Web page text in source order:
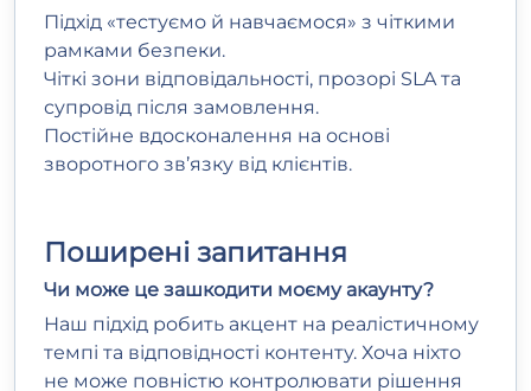
Підхід «тестуємо й навчаємося» з чіткими
рамками безпеки.
Чіткі зони відповідальності, прозорі SLA та
супровід після замовлення.
Постійне вдосконалення на основі
зворотного зв’язку від клієнтів.
Поширені запитання
Чи може це зашкодити моєму акаунту?
Наш підхід робить акцент на реалістичному
темпі та відповідності контенту. Хоча ніхто
не може повністю контролювати рішення